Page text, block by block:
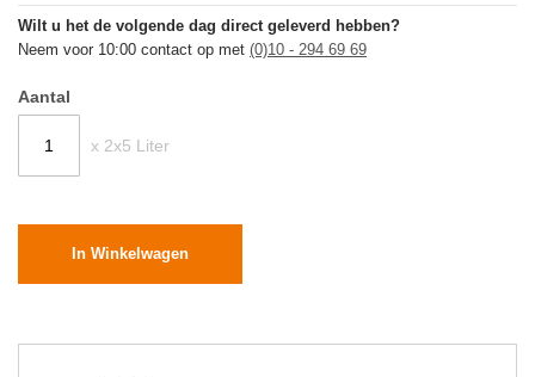
Wilt u het de volgende dag direct geleverd hebben?
Neem voor 10:00 contact op met (0)10 - 294 69 69
Aantal
x 2x5 Liter
In Winkelwagen